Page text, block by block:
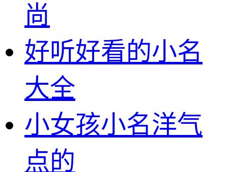
尚
好听好看的小名
大全
小女孩小名洋气
点的